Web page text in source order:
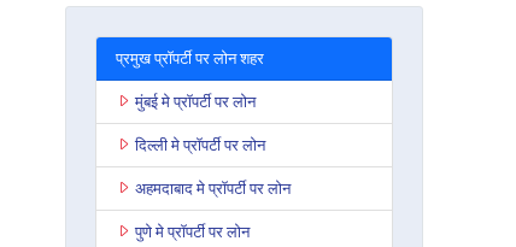
प्रमुख प्रॉपर्टी पर लोन शहर
मुंबई मे प्रॉपर्टी पर लोन
दिल्ली मे प्रॉपर्टी पर लोन
अहमदाबाद मे प्रॉपर्टी पर लोन
पुणे मे प्रॉपर्टी पर लोन